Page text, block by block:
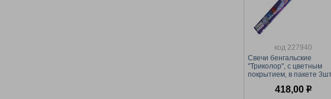
код 227940
Свечи бенгальские
"Триколор", с цветным
покрытием, в пакете
418,00 р